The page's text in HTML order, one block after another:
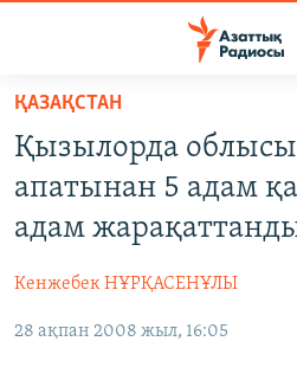
Skip
main
content
to
main
Skip
САЯСАТ
АДАМ ҚҰҚЫҚТАРЫ
ӘЛЕУМЕТ
ҚАЗАҚСТАН
Қызылорда
апатынан 5 адам
адам
Кенжебек НҰРҚАСЕНҰЛЫ
28 ақпан 2008 жыл, 16:05